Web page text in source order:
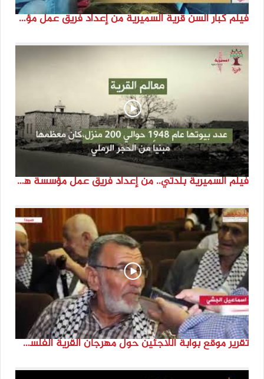
فيلم كبار السن قرية السميرية من إعداد فريق عمل مؤسسة هوية
فيلم السميرية بلدتي.. من إعداد فريق عمل مؤسسة هوية
تقرير موقع بوابة اللاجئين حول مهرجان القرية الفلسطينية ( السميرية بلدتي)